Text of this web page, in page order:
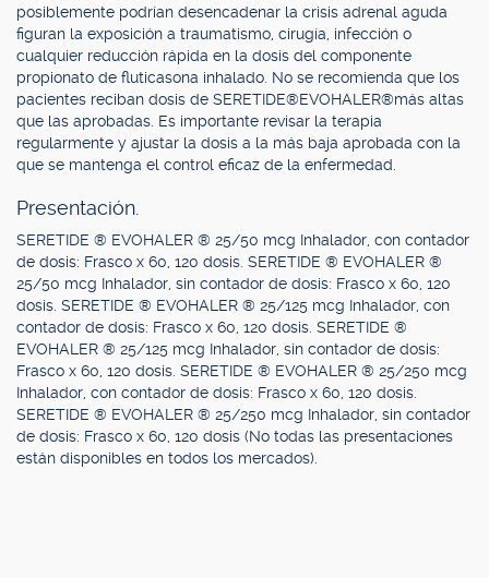
posiblemente podrían desencadenar la crisis adrenal aguda
figuran la exposición a traumatismo, cirugía, infección o
cualquier reducción rápida en la dosis del componente
propionato de fluticasona inhalado. No se recomienda que los
pacientes reciban dosis de SERETIDE®EVOHALER®más altas
que las aprobadas. Es importante revisar la terapia
regularmente y ajustar la dosis a la más baja aprobada con la
que se mantenga el control eficaz de la enfermedad.
Presentación.
SERETIDE ® EVOHALER ® 25/50 mcg Inhalador, con contador
de dosis: Frasco x 60, 120 dosis. SERETIDE ® EVOHALER ®
25/50 mcg Inhalador, sin contador de dosis: Frasco x 60, 120
dosis. SERETIDE ® EVOHALER ® 25/125 mcg Inhalador, con
contador de dosis: Frasco x 60, 120 dosis. SERETIDE ®
EVOHALER ® 25/125 mcg Inhalador, sin contador de dosis:
Frasco x 60, 120 dosis. SERETIDE ® EVOHALER ® 25/250 mcg
Inhalador, con contador de dosis: Frasco x 60, 120 dosis.
SERETIDE ® EVOHALER ® 25/250 mcg Inhalador, sin contador
de dosis: Frasco x 60, 120 dosis (No todas las presentaciones
están disponibles en todos los mercados).